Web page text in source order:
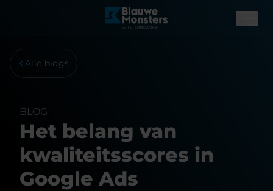
Alle blogs
BLOG
Het belang van
kwaliteitsscores in
Google Ads